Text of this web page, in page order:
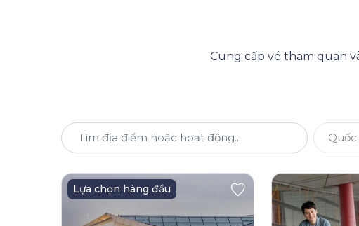
Cung cấp vé tham quan
Lựa chọn hàng đầu